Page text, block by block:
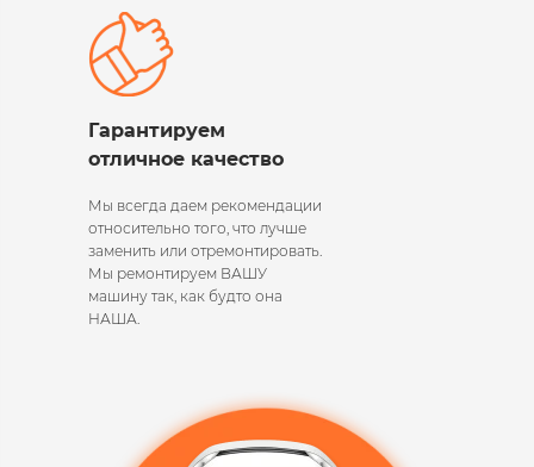
Гарантируем
отличное качество
Мы всегда даем рекомендации
относительно того, что лучше
заменить или отремонтировать.
Мы ремонтируем ВАШУ
машину так, как будто она
НАША.​